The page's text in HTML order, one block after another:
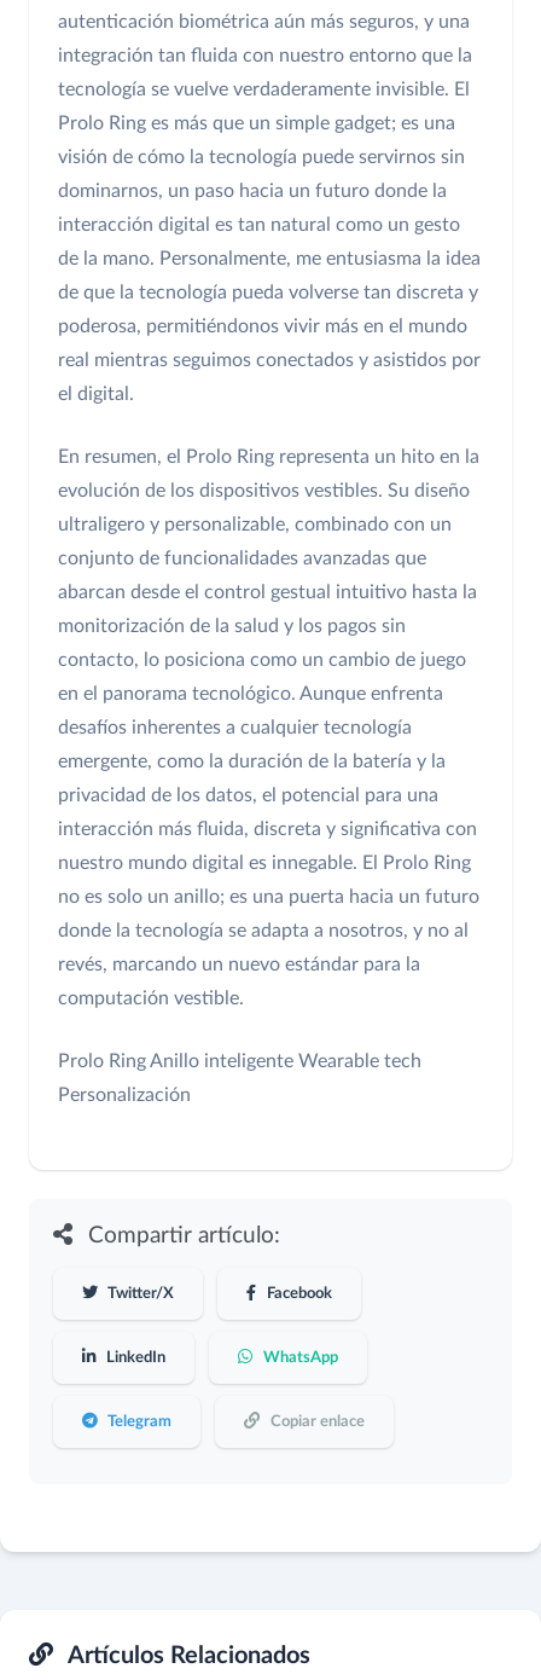
autenticación biométrica aún más seguros, y una
integración tan fluida con nuestro entorno que la
tecnología se vuelve verdaderamente invisible. El
Prolo Ring es más que un simple gadget; es una
visión de cómo la tecnología puede servirnos sin
dominarnos, un paso hacia un futuro donde la
interacción digital es tan natural como un gesto
de la mano. Personalmente, me entusiasma la idea
de que la tecnología pueda volverse tan discreta y
poderosa, permitiéndonos vivir más en el mundo
real mientras seguimos conectados y asistidos por
el digital.
En resumen, el Prolo Ring representa un hito en la
evolución de los dispositivos vestibles. Su diseño
ultraligero y personalizable, combinado con un
conjunto de funcionalidades avanzadas que
abarcan desde el control gestual intuitivo hasta la
monitorización de la salud y los pagos sin
contacto, lo posiciona como un cambio de juego
en el panorama tecnológico. Aunque enfrenta
desafíos inherentes a cualquier tecnología
emergente, como la duración de la batería y la
privacidad de los datos, el potencial para una
interacción más fluida, discreta y significativa con
nuestro mundo digital es innegable. El Prolo Ring
no es solo un anillo; es una puerta hacia un futuro
donde la tecnología se adapta a nosotros, y no al
revés, marcando un nuevo estándar para la
computación vestible.
Prolo RingAnillo inteligente Wearable tech
Personalización
Compartir artículo:
Twitter/X Facebook
LinkedIn WhatsApp
Telegram Copiar enlace
Artículos Relacionados